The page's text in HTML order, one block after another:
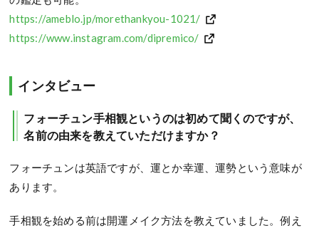
https://ameblo.jp/morethankyou-1021/
https://www.instagram.com/dipremico/
インタビュー
フォーチュン手相観というのは初めて聞くのですが、
名前の由来を教えていただけますか？
フォーチュンは英語ですが、運とか幸運、運勢という意味が
あります。
手相観を始める前は開運メイク方法を教えていました。例え